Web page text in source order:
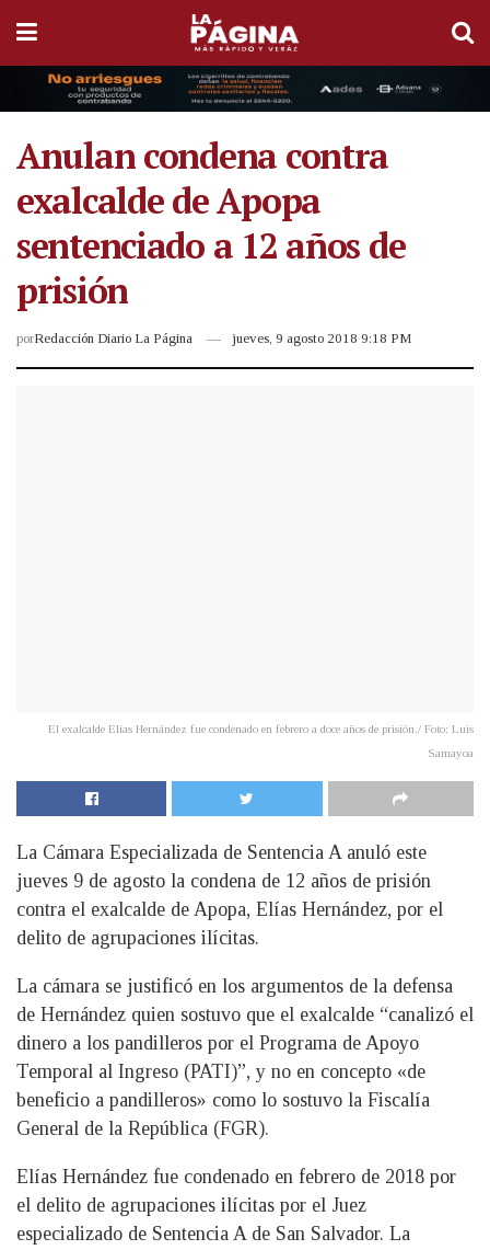
Anulan condena contra
exalcalde de Apopa
sentenciado a 12 años de
prisión
porRedacción Diario La Página jueves, 9 agosto 2018 9:18 PM
El exalcalde Elías Hernández fue condenado en febrero a doce años de prisión./ Foto: Luis
Samayoa
La Cámara Especializada de Sentencia A anuló este
jueves 9 de agosto la condena de 12 años de prisión
contra el exalcalde de Apopa, Elías Hernández, por el
delito de agrupaciones ilícitas.
La cámara se justificó en los argumentos de la defensa
de Hernández quien sostuvo que el exalcalde “canalizó el
dinero a los pandilleros por el Programa de Apoyo
Temporal al Ingreso (PATI)”, y no en concepto «de
beneficio a pandilleros» como lo sostuvo la Fiscalía
General de la República (FGR).
Elías Hernández fue condenado en febrero de 2018 por
el delito de agrupaciones ilícitas por el Juez
especializado de Sentencia A de San Salvador. La